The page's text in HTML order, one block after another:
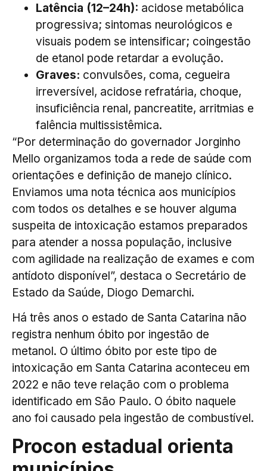
Latência (12–24h): acidose metabólica
progressiva; sintomas neurológicos e
visuais podem se intensificar; coingestão
de etanol pode retardar a evolução.
Graves: convulsões, coma, cegueira
irreversível, acidose refratária, choque,
insuficiência renal, pancreatite, arritmias e
falência multissistêmica.
“Por determinação do governador Jorginho
Mello organizamos toda a rede de saúde com
orientações e definição de manejo clínico.
Enviamos uma nota técnica aos municípios
com todos os detalhes e se houver alguma
suspeita de intoxicação estamos preparados
para atender a nossa população, inclusive
com agilidade na realização de exames e com
antídoto disponível”, destaca o Secretário de
Estado da Saúde, Diogo Demarchi.
Há três anos o estado de Santa Catarina não
registra nenhum óbito por ingestão de
metanol. O último óbito por este tipo de
intoxicação em Santa Catarina aconteceu em
2022 e não teve relação com o problema
identificado em São Paulo. O óbito naquele
ano foi causado pela ingestão de combustível.
Procon estadual orienta